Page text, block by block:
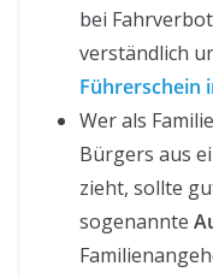
bei
verständlich
Führerschein
Wer als
Bürgers aus
zieht, sollte
sogenannte